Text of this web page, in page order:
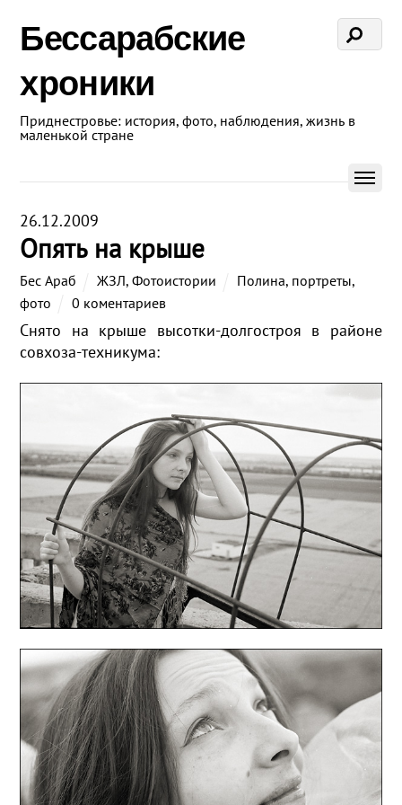
Бессарабские
хроники
Приднестровье: история, фото, наблюдения, жизнь в
маленькой стране
26.12.2009
Опять на крыше
Бес Араб ЖЗЛ,Фотоистории Полина, портреты,
фото
0 коментариев
Снято на крыше высотки-долгостроя в районе
совхоза-техникума: